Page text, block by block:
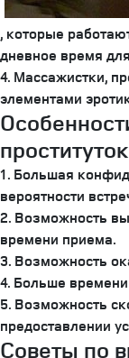
, которые
дневное время
4. Массажистки,
элементами
проституток
1. Большая
вероятности
2. Возможность
времени приема.
3. Возможность
4. Больше
5. Возможность
предоставлении
Советы по